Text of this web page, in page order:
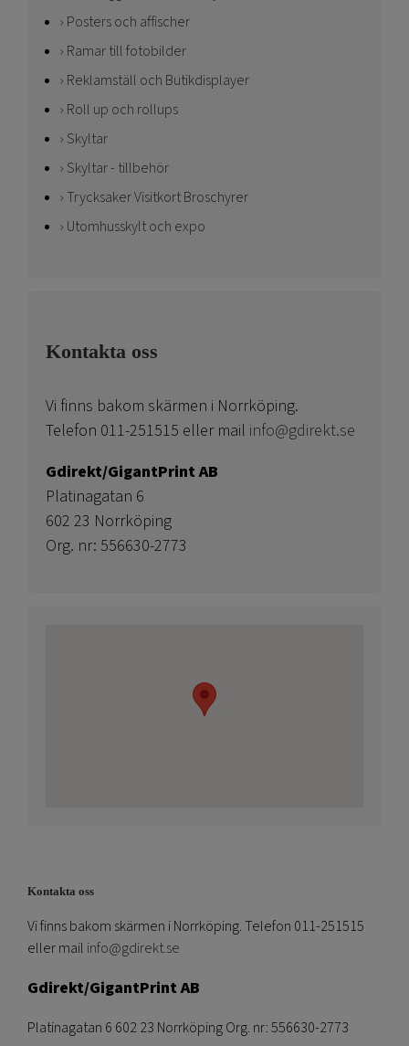
Posters och affischer
Ramar till fotobilder
Reklamställ och Butikdisplayer
Roll up och rollups
Skyltar
Skyltar - tillbehör
Trycksaker Visitkort Broschyrer
Utomhusskylt och expo
Kontakta oss
Vi finns bakom skärmen i Norrköping.
Telefon 011-251515 eller mail info@gdirekt.se
Gdirekt/GigantPrint AB
Platinagatan 6
602 23 Norrköping
Org. nr: 556630-2773
Kontakta oss
Vi finns bakom skärmen i Norrköping. Telefon 011-251515
eller mail info@gdirekt.se
Gdirekt/GigantPrint AB
Platinagatan 6 602 23 Norrköping Org. nr: 556630-2773